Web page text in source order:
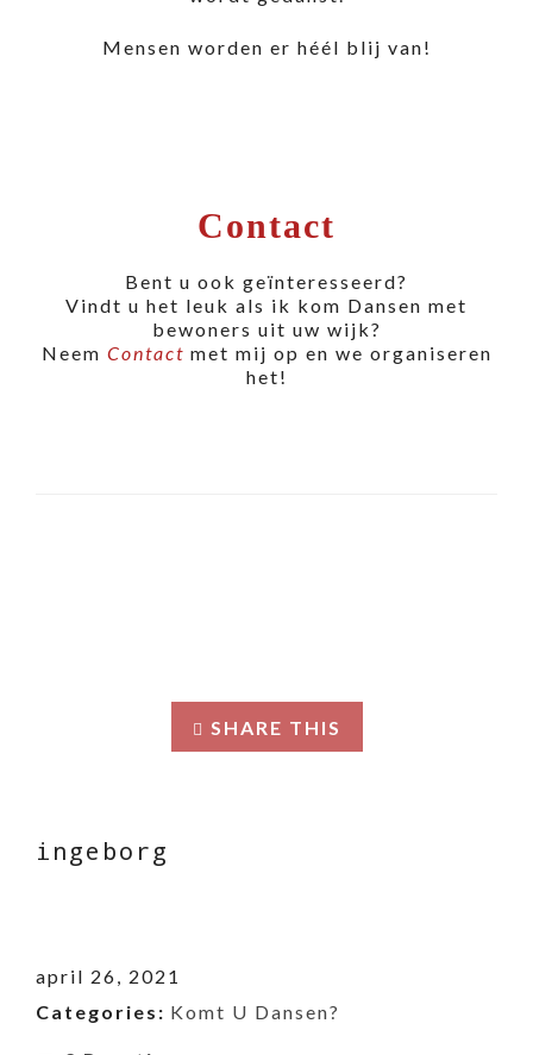
Mensen worden er héél blij van!
Contact
Bent u ook geïnteresseerd?
Vindt u het leuk als ik kom Dansen met
bewoners uit uw wijk?
Neem Contact met mij op en we organiseren
het!
SHARE THIS
ingeborg
april 26, 2021
Categories: Komt U Dansen?